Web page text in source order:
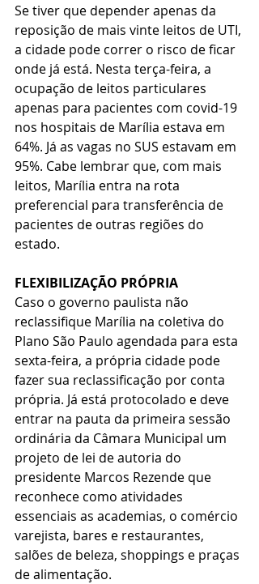
Se tiver que depender apenas da
reposição de mais vinte leitos de UTI,
a cidade pode correr o risco de ficar
onde já está. Nesta terça-feira, a
ocupação de leitos particulares
apenas para pacientes com covid-19
nos hospitais de Marília estava em
64%. Já as vagas no SUS estavam em
95%. Cabe lembrar que, com mais
leitos, Marília entra na rota
preferencial para transferência de
pacientes de outras regiões do
estado.
FLEXIBILIZAÇÃO PRÓPRIA
Caso o governo paulista não
reclassifique Marília na coletiva do
Plano São Paulo agendada para esta
sexta-feira, a própria cidade pode
fazer sua reclassificação por conta
própria. Já está protocolado e deve
entrar na pauta da primeira sessão
ordinária da Câmara Municipal um
projeto de lei de autoria do
presidente Marcos Rezende que
reconhece como atividades
essenciais as academias, o comércio
varejista, bares e restaurantes,
salões de beleza, shoppings e praças
de alimentação.